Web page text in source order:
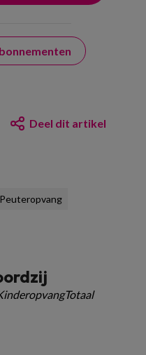
Deel dit artikel
Peuteropvang